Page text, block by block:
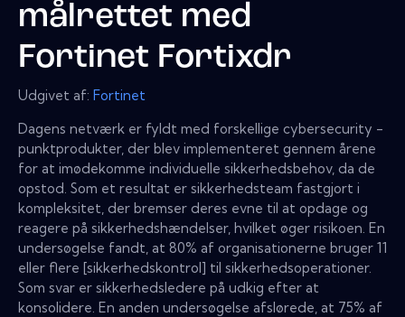
målrettet med
Fortinet Fortixdr
Udgivet af: Fortinet
Dagens netværk er fyldt med forskellige cybersecurity -
punktprodukter, der blev implementeret gennem årene
for at imødekomme individuelle sikkerhedsbehov, da de
opstod. Som et resultat er sikkerhedsteam fastgjort i
kompleksitet, der bremser deres evne til at opdage og
reagere på sikkerhedshændelser, hvilket øger risikoen. En
undersøgelse fandt, at 80% af organisationerne bruger 11
eller flere [sikkerhedskontrol] til sikkerhedsoperationer.
Som svar er sikkerhedsledere på udkig efter at
konsolidere. En anden undersøgelse afslørede, at 75% af